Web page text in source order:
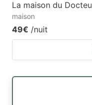
La maison du
maison
49€ /nuit